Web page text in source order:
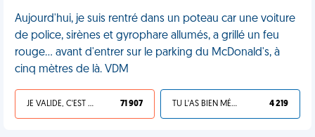
Aujourd'hui, je suis rentré dans un poteau car une voiture
de police, sirènes et gyrophare allumés, a grillé un feu
rouge… avant d'entrer sur le parking du McDonald's, à
cinq mètres de là. VDM
JE VALIDE, C'EST UNE VDM 71 907 TU L'AS BIEN MÉRITÉ 4 219